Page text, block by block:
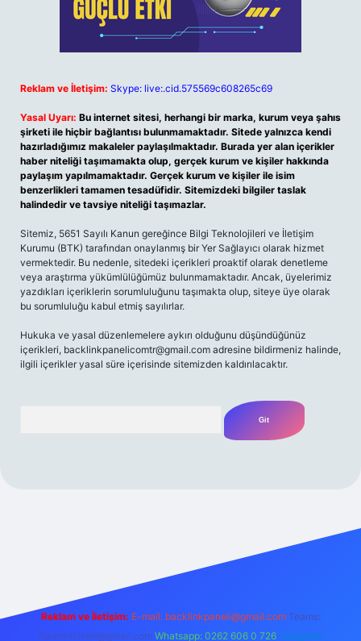
Reklam ve İletişim: Skype: live:.cid.575569c608265c69
Yasal Uyarı: Bu internet sitesi, herhangi bir marka, kurum veya şahıs
şirketi ile hiçbir bağlantısı bulunmamaktadır. Sitede yalnızca kendi
hazırladığımız makaleler paylaşılmaktadır. Burada yer alan içerikler
haber niteliği taşımamakta olup, gerçek kurum ve kişiler hakkında
paylaşım yapılmamaktadır. Gerçek kurum ve kişiler ile isim
benzerlikleri tamamen tesadüfidir. Sitemizdeki bilgiler taslak
halindedir ve tavsiye niteliği taşımazlar.
Sitemiz, 5651 Sayılı Kanun gereğince Bilgi Teknolojileri ve İletişim
Kurumu (BTK) tarafından onaylanmış bir Yer Sağlayıcı olarak hizmet
vermektedir. Bu nedenle, sitedeki içerikleri proaktif olarak denetleme
veya araştırma yükümlülüğümüz bulunmamaktadır. Ancak, üyelerimiz
yazdıkları içeriklerin sorumluluğunu taşımakta olup, siteye üye olarak
bu sorumluluğu kabul etmiş sayılırlar.
Hukuka ve yasal düzenlemelere aykırı olduğunu düşündüğünüz
içerikleri, backlinkpanelicomtr@gmail.com adresine bildirmeniz halinde,
ilgili içerikler yasal süre içerisinde sitemizden kaldırılacaktır.
m elexbet
Reklam ve İletişim: E-mail: backlinkpaneli@gmail.com Teams:
forumhizmeti@gmail.com Whatsapp: 0262 606 0 726 Telegram: